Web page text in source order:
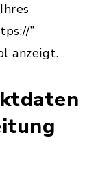
”
anzeigt.